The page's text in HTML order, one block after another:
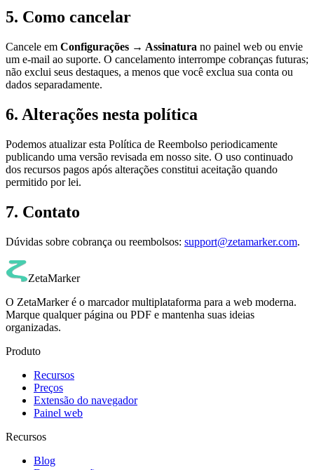
5. Como cancelar
Cancele em Configurações → Assinatura no painel web ou envie
um e-mail ao suporte. O cancelamento interrompe cobranças futuras;
não exclui seus destaques, a menos que você exclua sua conta ou
dados separadamente.
6. Alterações nesta política
Podemos atualizar esta Política de Reembolso periodicamente
publicando uma versão revisada em nosso site. O uso continuado
dos recursos pagos após alterações constitui aceitação quando
permitido por lei.
7. Contato
Dúvidas sobre cobrança ou reembolsos: support@zetamarker.com.
ZetaMarker
O ZetaMarker é o marcador multiplataforma para a web moderna.
Marque qualquer página ou PDF e mantenha suas ideias
organizadas.
Produto
Recursos
Preços
Extensão do navegador
Painel web
Recursos
Blog